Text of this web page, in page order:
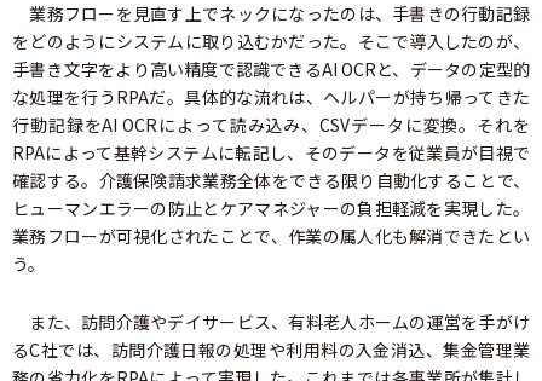
業務フローを見直す上でネックになったのは、手書きの行動記録
をどのようにシステムに取り込むかだった。そこで導入したのが、
手書き文字をより高い精度で認識できるAI OCRと、データの定型的
な処理を行うRPAだ。具体的な流れは、ヘルパーが持ち帰ってきた
行動記録をAI OCRによって読み込み、CSVデータに変換。それを
RPAによって基幹システムに転記し、そのデータを従業員が目視で
確認する。介護保険請求業務全体をできる限り自動化することで、
ヒューマンエラーの防止とケアマネジャーの負担軽減を実現した。
業務フローが可視化されたことで、作業の属人化も解消できたとい
う。
また、訪問介護やデイサービス、有料老人ホームの運営を手がけ
るC社では、訪問介護日報の処理や利用料の入金消込、集金管理業